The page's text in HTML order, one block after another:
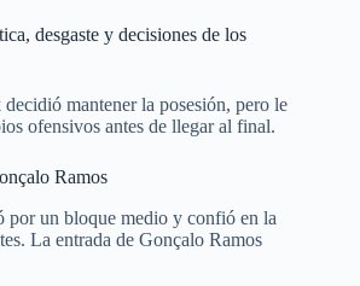
desgaste y decisiones de los
mantener la posesión, pero le
ofensivos antes de llegar al final.
Ramos
por un bloque medio y confió en la
La entrada de Gonçalo Ramos